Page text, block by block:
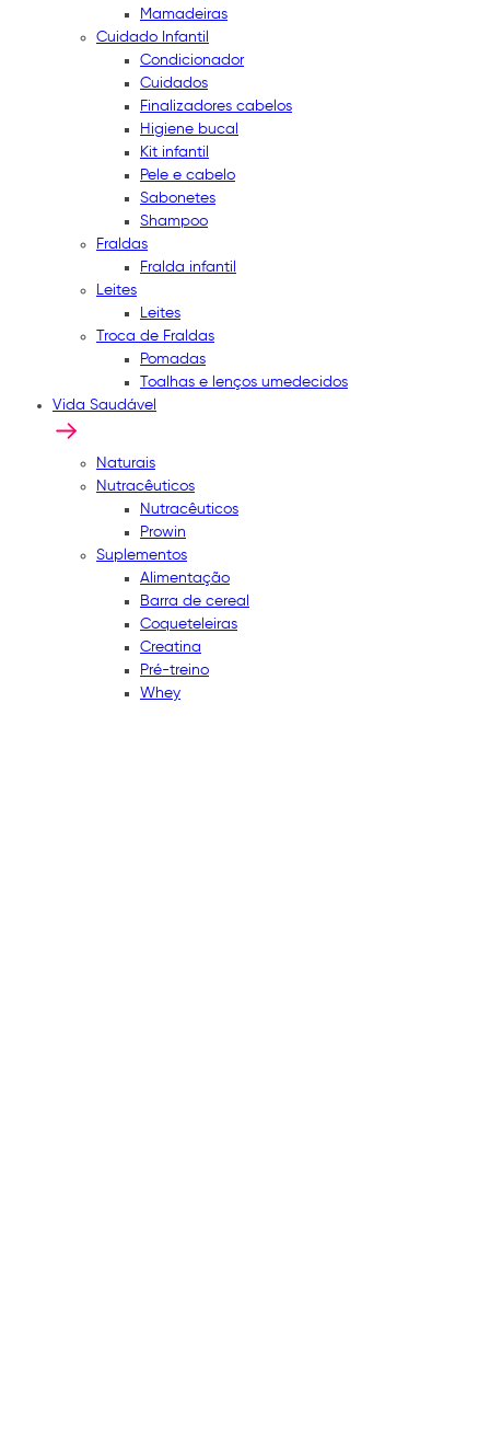
Mamadeiras
Cuidado Infantil
Condicionador
Cuidados
Finalizadores cabelos
Higiene bucal
Kit infantil
Pele e cabelo
Sabonetes
Shampoo
Fraldas
Fralda infantil
Leites
Leites
Troca de Fraldas
Pomadas
Toalhas e lenços umedecidos
Vida Saudável
Naturais
Nutracêuticos
Nutracêuticos
Prowin
Suplementos
Alimentação
Barra de cereal
Coqueteleiras
Creatina
Pré-treino
Whey